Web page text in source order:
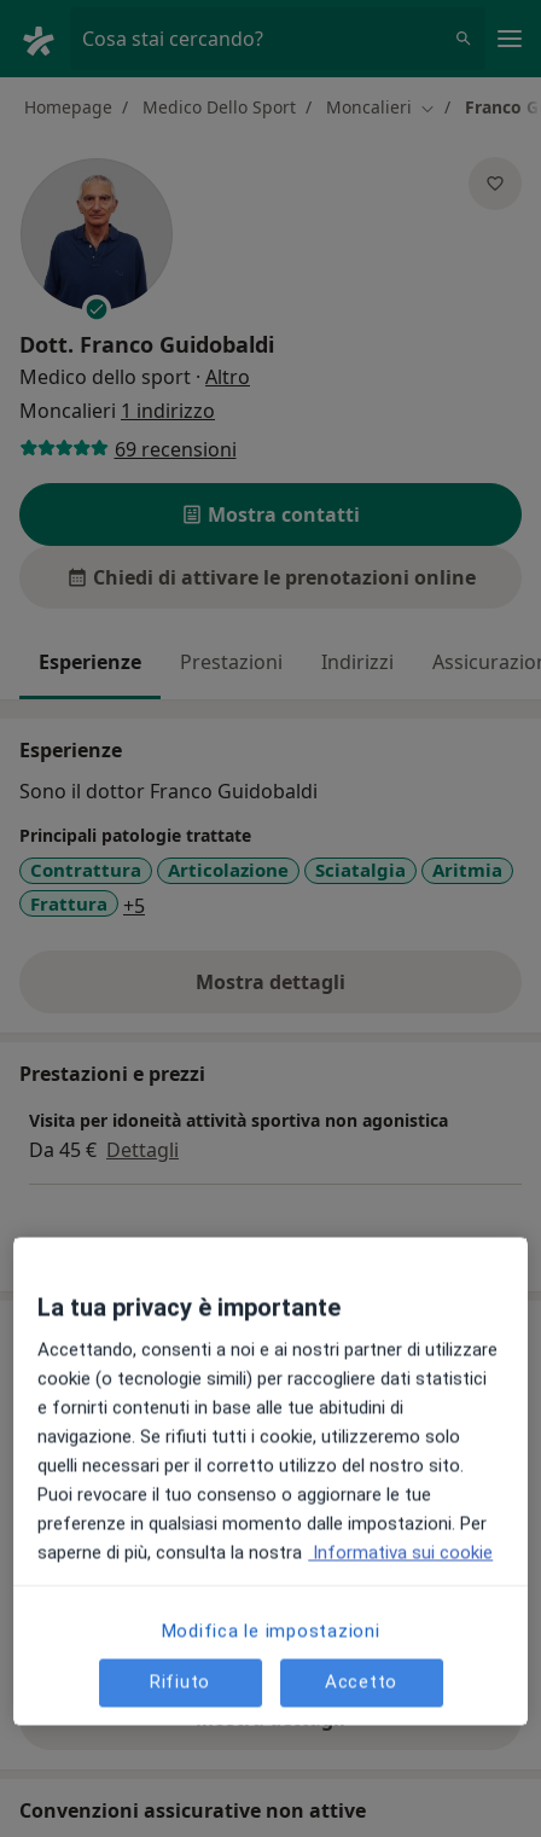
Cosa stai cercando?
Homepage Medico Dello Sport Moncalieri Cambia città
Franco
Dott. Franco Guidobaldi
Medico dello sport · Altro
Moncalieri 1 indirizzo
69 recensioni
Mostra contatti
Chiedi di attivare le prenotazioni online
Esperienze Prestazioni Indirizzi
Esperienze
Sono il dottor Franco Guidobaldi
Principali patologie trattate
Contrattura Articolazione Sciatalgia
Aritmia
Frattura
+5
Mostra dettagli
sull'esperienza
Prestazioni e prezzi
Visita per idoneità attività sportiva non agonistica
Da 45 € Dettagli
Poliambulatorio Cascina Nonna Mariuccia
Viale della Stazione 12, Moncalieri10024
Vedi mappasi apre in una nuova scheda
Disponibilità
Questo dottore non offre prenotazioni online a
Cosa posso fare adesso?
Mostra dettagli
sull'indirizzo
Convenzioni assicurative non attive
La tua privacy è importante
Accettando, consenti a noi e ai nostri partner di utilizzare
cookie (o tecnologie simili) per raccogliere dati statistici
e fornirti contenuti in base alle tue abitudini di
navigazione. Se rifiuti tutti i cookie, utilizzeremo solo
quelli necessari per il corretto utilizzo del nostro sito.
Puoi revocare il tuo consenso o aggiornare le tue
preferenze in qualsiasi momento dalle impostazioni. Per
saperne di più, consulta la nostra Informativa sui cookie
Modifica le impostazioni
Rifiuto Accetto